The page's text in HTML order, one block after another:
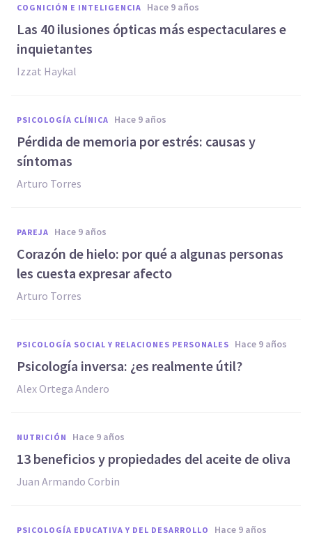
COGNICIÓN E INTELIGENCIA hace 9 años
​Las 40 ilusiones ópticas más espectaculares e
inquietantes
Izzat Haykal
PSICOLOGÍA CLÍNICA hace 9 años
​Pérdida de memoria por estrés: causas y
síntomas
Arturo Torres
PAREJA hace 9 años
​Corazón de hielo: por qué a algunas personas
les cuesta expresar afecto
Arturo Torres
PSICOLOGÍA SOCIAL Y RELACIONES PERSONALES hace 9 años
Psicología inversa: ¿es realmente útil?
Alex Ortega Andero
NUTRICIÓN hace 9 años
​13 beneficios y propiedades del aceite de oliva
Juan Armando Corbin
PSICOLOGÍA EDUCATIVA Y DEL DESARROLLO hace 9 años